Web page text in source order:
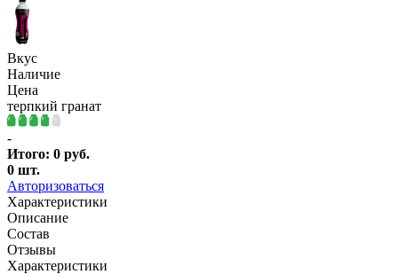
Вкус
Наличие
Цена
терпкий гранат
-
Итого: 0 руб.
0 шт.
Авторизоваться
Характеристики
Описание
Состав
Отзывы
Характеристики